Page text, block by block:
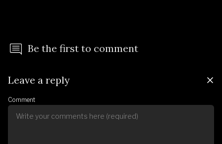
Be the first to comment
Leave a reply
Comment